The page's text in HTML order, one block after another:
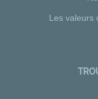
Les valeurs